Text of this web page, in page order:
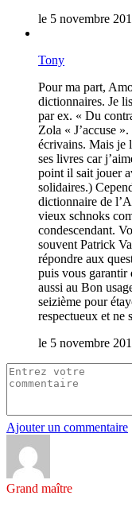
le 5 novembre
Tony
Pour ma part,
dictionnaires. Je
par ex. « Du
Zola « J’accuse
écrivains. Mais je
ses livres car
point il sait jouer
solidaires.)
dictionnaire de
vieux schnoks
condescendant.
souvent Patrick
répondre aux
puis vous garantir
aussi au Bon
seizième pour
respectueux et ne
le 5 novembre
Ajouter un commentaire
Grand maître